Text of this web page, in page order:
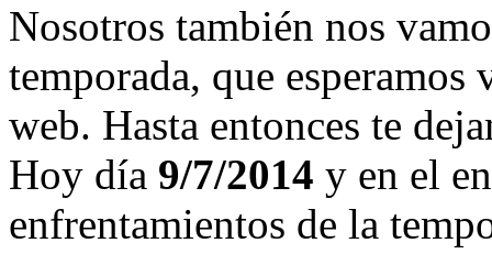
Nosotros también nos
temporada, que esperamos
web. Hasta entonces te
Hoy día 9/7/2014 y en el
enfrentamientos de la